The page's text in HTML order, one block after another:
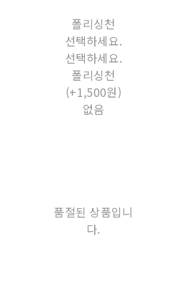
폴리싱천
선택하세요.
선택하세요.
폴리싱천
(+1,500원)
없음
품절된 상품입니
다.